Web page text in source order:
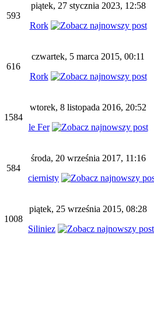
593
piątek, 27 stycznia 2023, 12:58
Rork
616
czwartek, 5 marca 2015, 00:11
Rork
1584
wtorek, 8 listopada 2016, 20:52
le Fer
584
środa, 20 września 2017, 11:16
ciernisty
1008
piątek, 25 września 2015, 08:28
Siliniez